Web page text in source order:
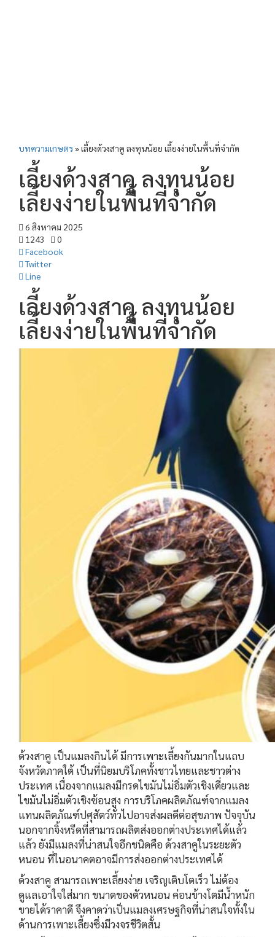
บทความเกษตร»เลี้ยงด้วงสาคู ลงทุนน้อย เลี้ยงง่ายในพื้นที่จำกัด
เลี้ยงด้วงสาคู ลงทุนน้อย
เลี้ยงง่ายในพื้นที่จำกัด
6 สิงหาคม 2025
1243
0
Facebook
Twitter
Line
เลี้ยงด้วงสาคู ลงทุนน้อย
เลี้ยงง่ายในพื้นที่จำกัด
ด้วงสาคู เป็นแมลงกินได้ มีการเพาะเลี้ยงกันมากในแถบ
จังหวัดภาคใต้ เป็นที่นิยมบริโภคทั้งชาวไทยและชาวต่าง
ประเทศ เนื่องจากแมลงมีกรดไขมันไม่อิ่มตัวเชิงเดี่ยวและ
ไขมันไม่อิ่มตัวเชิงซ้อนสูง การบริโภคผลิตภัณฑ์จากแมลง
แทนผลิตภัณฑ์ปศุสัตว์ทั่วไปอาจส่งผลดีต่อสุขภาพ ปัจจุบัน
นอกจากจิ้งหรีดที่สามารถผลิตส่งออกต่างประเทศได้แล้ว
แล้ว ยังมีแมลงที่น่าสนใจอีกชนิดคือ ด้วงสาคูในระยะตัว
หนอน ที่ในอนาคตอาจมีการส่งออกต่างประเทศได้
ด้วงสาคู สามารถเพาะเลี้ยงง่าย เจริญเติบโตเร็ว ไม่ต้อง
ดูแลเอาใจใส่มาก ขนาดของตัวหนอน ค่อนข้างโตมีน้ำหนัก
ขายได้ราคาดี จึงคาดว่าเป็นแมลงเศรษฐกิจที่น่าสนใจทั้งใน
ด้านการเพาะเลี้ยงซึ่งมีวงจรชีวิตสั้น